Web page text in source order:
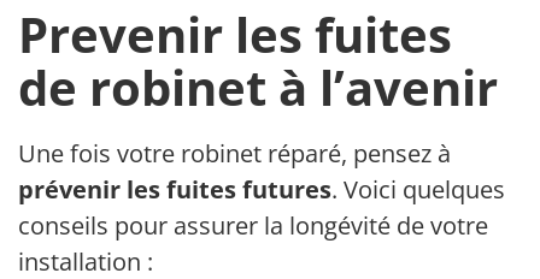
Prevenir les fuites
de robinet à l’avenir
Une fois votre robinet réparé, pensez à
prévenir les fuites futures. Voici quelques
conseils pour assurer la longévité de votre
installation :